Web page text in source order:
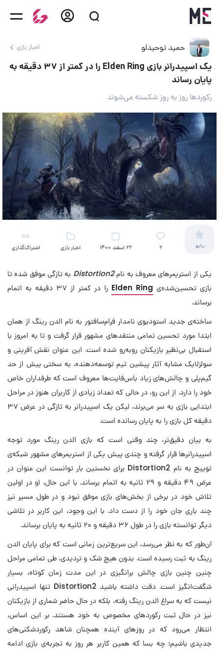
حمید توحیدلو اخبار بازی
یک اسپیدرانر بازی Elden Ring را در کمتر از ۳۷ دقیقه به
پایان رساند
رکوردها روز به روز شکسته می‌شوند
0/10
2 22 اسفند 1400 اخبار بازی اشتراک‌گذاری
یکی از استریمرهای معروف به نامDistortion2 به تازگی موفق شده تا
بازی تحسین‌شده‌ی Elden Ring
را در کمتر از ۳۷ دقیقه به اتمام
برساند.
ساخته‌ی جدید استودیوی نامدار فرام‌سافتور به نام الدن رینگ از همان
ابتدا مورد تحسین تمامی منتقدهای مشهور قرار گرفت و تا به امروز با
استقبال بی‌نظیر بازیکنان روبه‌رو شده است. این عنوان نقش آفرینی و
سولزلایک مشابه آثار پیشین تیم توسعه‌دهنده، به سختی بیش از حد
گیم‌پلی و چالش‌های زیاد باس‌فایت‌ها معروف است که طرفداران خاص
خود را دارد. از این رو، در حالی که تعداد زیادی از کاربران هنوز در مراحل
ابتدایی بازی به سر می‌برند، لیکن یک اسپیدرانر به تازگی در عرض ۳۷
دقیقه کل بازی را به پایان رسانده است.
به بیان دقیق‌تر، چند وقتی است که بازی الدن رینگ مورد توجه
اسپیدرانرها قرار گرفته و چندی پیش یکی از استریمرهای مشهور شبکه‌ی
توییچ به نام Distortion2 برای نخستین بار توانست این عنوان در
عرض ۴۹ دقیقه و ۲۹ ثانیه به اتمام برساند. با این حال، او در اولین
تلاش خود در برخی از بخش‌های بازی موفق نبود و در طول مسیر نیز
چند باری جان خود را از دست داد. با این وجود، این کاربر در تلاشی
دیگر توانسته بازی را در طول ۳۶ دقیقه و ۲۰ ثانیه به پایان برساند.
آن‌طور که به نظر می‌رسد، این سریع‌ترین زمانی است که برای پایان الدن
رینگ به ثبت رسیده است. بدون هیچ شک و تردیدی، طی تمامی مراحل
چنین چنین بازی چالش برانگیزی در این مدت زمان کوتاه، بسیار
شگفت‌انگیز است. دقت داشته باشید Distortion2 تنها اسپیدرانی
نیست که به سراغ الدن رینگ رفته، بلکه در حال حاضر شماری از بازیکنان
نیز در حال ثبت رکوردهای مخصوص به خود هستند. بر این اساس،
انتظار می‌رود که در روزهای آینده همچنان شاهد رکوردشکنی‌های
جدیدی باشیم؛ چه بسا که همین کاربر هر روز به تجربه‌ی بازی ادامه